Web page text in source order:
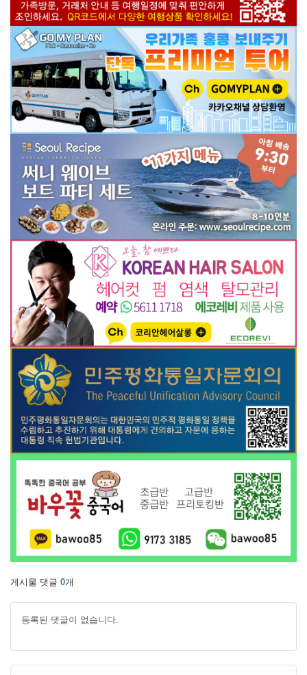
게시물 댓글 0개
등록된 댓글이 없습니다.